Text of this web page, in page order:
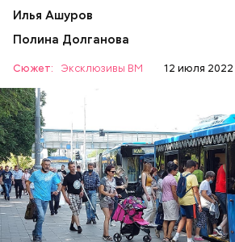
Илья Ашуров
Полина Долганова
Сюжет: Эксклюзивы ВМ 12 июля 2022
— Рюкзаки большие прямо бесит,
снимают. Если едешь в час пик,
чем-нибудь заденут, — сказала